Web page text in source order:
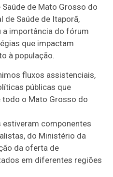
de Mato Grosso do
de Saúde de Itaporã,
a importância do fórum
que impactam
à população.
fluxos assistenciais,
públicas que
todo o Mato Grosso do
componentes
do Ministério da
da oferta de
em diferentes regiões